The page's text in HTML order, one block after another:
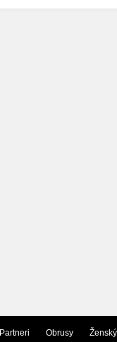
Partneri Obrusy